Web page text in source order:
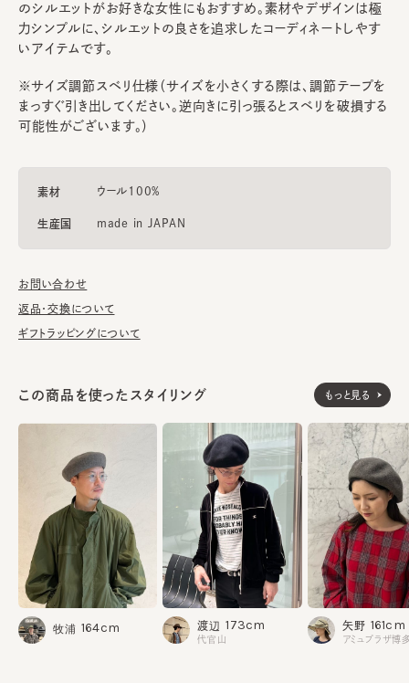
のシルエットがお好きな女性にもおすすめ。素材やデザインは極
力シンプルに、シルエットの良さを追求したコーディネートしやす
いアイテムです。
※サイズ調節スベリ仕様（サイズを小さくする際は、調節テープを
まっすぐ引き出してください。逆向きに引っ張るとスベリを破損する
可能性がございます。）
素材 ウール100%
生産国 made in JAPAN
お問い合わせ
返品・交換について
ギフトラッピングについて
この商品を使ったスタイリング もっと見る
牧浦 164cm 渡辺 173cm
代官山
矢野 161cm
アミュプラザ博